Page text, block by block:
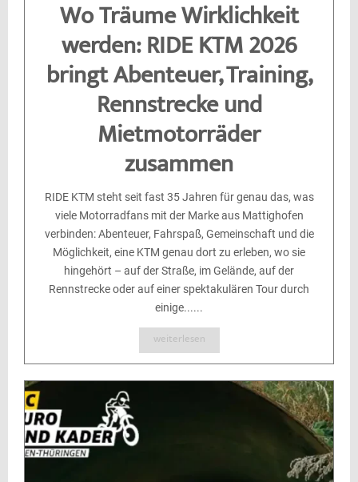
Wo Träume Wirklichkeit
werden: RIDE KTM 2026
bringt Abenteuer, Training,
Rennstrecke und
Mietmotorräder
zusammen
RIDE KTM steht seit fast 35 Jahren für genau das, was
viele Motorradfans mit der Marke aus Mattighofen
verbinden: Abenteuer, Fahrspaß, Gemeinschaft und die
Möglichkeit, eine KTM genau dort zu erleben, wo sie
hingehört – auf der Straße, im Gelände, auf der
Rennstrecke oder auf einer spektakulären Tour durch
einige......
weiterlesen